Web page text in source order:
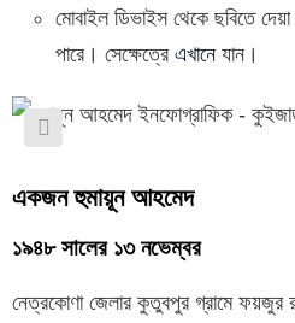
মোবাইল ডিভাইস থেকে ছবিতে
পারে। সেক্ষেত্রে এখানে যান।
একজন হুমায়ূন আহমেদ
১৯৪৮ সালের ১৩ নভেম্বর
নেত্রকোণা জেলার কুতুবপুর গ্রামে ফয়জুর